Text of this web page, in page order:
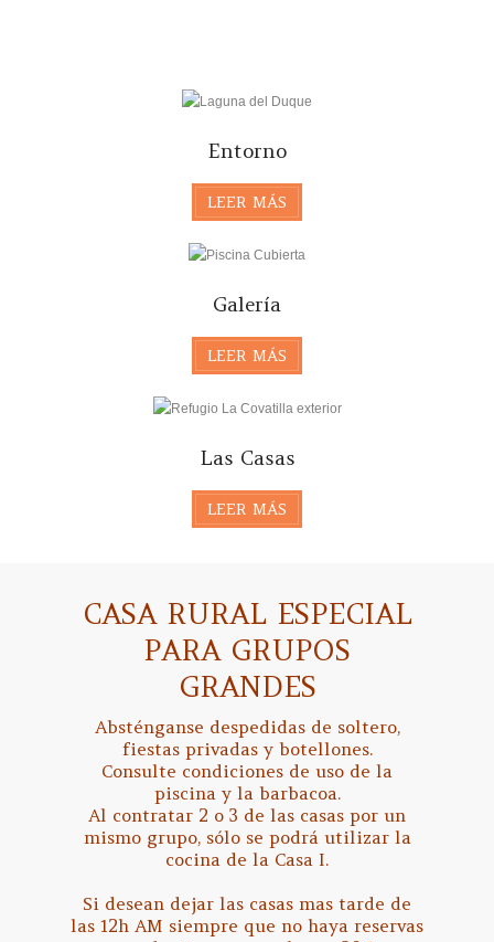
Entorno
LEER MÁS
Galería
LEER MÁS
Las Casas
LEER MÁS
CASA RURAL ESPECIAL
PARA GRUPOS
GRANDES
Absténganse despedidas de soltero,
fiestas privadas y botellones.
Consulte condiciones de uso de la
piscina y la barbacoa.
Al contratar 2 o 3 de las casas por un
mismo grupo, sólo se podrá utilizar la
cocina de la Casa I.
Si desean dejar las casas mas tarde de
las 12h AM siempre que no haya reservas